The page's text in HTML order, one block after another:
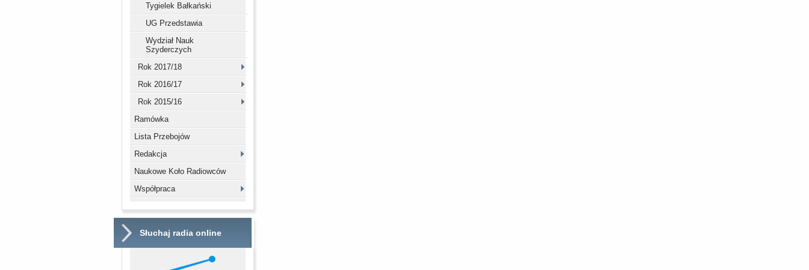
Tygielek Bałkański
UG Przedstawia
Wydział Nauk
Szyderczych
Rok 2017/18
Rok 2016/17
Rok 2015/16
Ramówka
Lista Przebojów
Redakcja
Naukowe Koło Radiowców
Współpraca
Słuchaj radia online